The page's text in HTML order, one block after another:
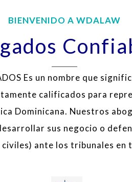
BIENVENIDO A WDALAW
Es un nombre que
calificados para
Dominicana. Nuestros
sus negocio o
ante los tribunales en